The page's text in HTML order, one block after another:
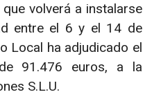
volverá a instalarse
entre el 6 y el 14 de
Local ha adjudicado el
91.476 euros, a la
S.L.U.